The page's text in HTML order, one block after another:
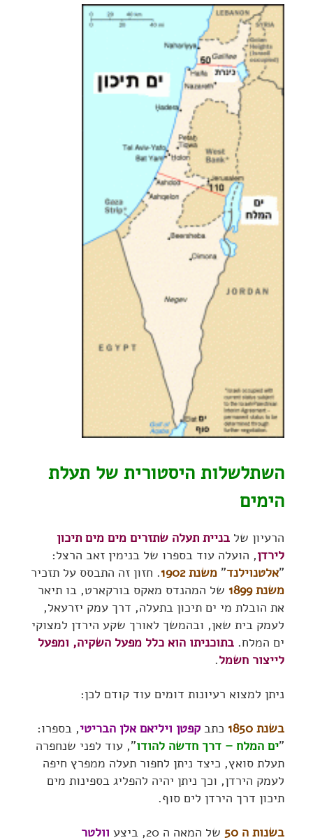
השתלשלות היסטורית של תעלת
הימים
הרעיון של בניית תעלה שתזרים מים מים תיכון
לירדן, הועלה עוד בספרו של בנימין זאב הרצל:
"אלטנוילנד" משנת 1902
. חזון זה התבסס על תזכיר
משנת 1899
של המהנדס מאקס בורקארט, בו תיאר
את הובלת מי ים תיכון בתעלה, דרך עמק יזרעאל,
לעמק בית שאן, ובהמשך לאורך שקע הירדן למצוקי
ים המלח. בתוכניתו הוא כלל מפעל השקיה, ומפעל
לייצור חשמל.
ניתן למצוא רעיונות דומים עוד קודם לכן:
בשנת 1850 כתב קפטן ויליאם אלן הבריטי, בספרו:
"ים המלח – דרך חדשה להודו", עוד לפני שנחפרה
תעלת סואץ, כיצד ניתן לחפור תעלה ממפרץ חיפה
לעמק הירדן, וכך ניתן יהיה להפליג בספינות מים
תיכון דרך הירדן לים סוף.
בשנות ה 50 של המאה ה 20, ביצע וולטר